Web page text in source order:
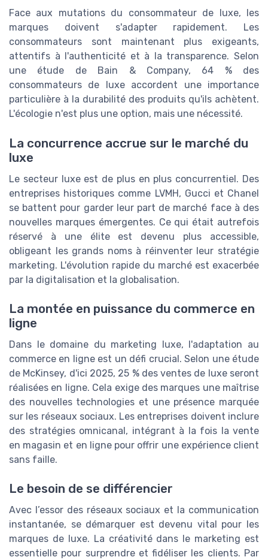
Face aux mutations du consommateur de luxe, les
marques doivent s'adapter rapidement. Les
consommateurs sont maintenant plus exigeants,
attentifs à l'authenticité et à la transparence. Selon
une étude de Bain & Company, 64 % des
consommateurs de luxe accordent une importance
particulière à la durabilité des produits qu'ils achètent.
L'écologie n'est plus une option, mais une nécessité.
La concurrence accrue sur le marché du
luxe
Le secteur luxe est de plus en plus concurrentiel. Des
entreprises historiques comme LVMH, Gucci et Chanel
se battent pour garder leur part de marché face à des
nouvelles marques émergentes. Ce qui était autrefois
réservé à une élite est devenu plus accessible,
obligeant les grands noms à réinventer leur stratégie
marketing. L'évolution rapide du marché est exacerbée
par la digitalisation et la globalisation.
La montée en puissance du commerce en
ligne
Dans le domaine du marketing luxe, l'adaptation au
commerce en ligne est un défi crucial. Selon une étude
de McKinsey, d'ici 2025, 25 % des ventes de luxe seront
réalisées en ligne. Cela exige des marques une maîtrise
des nouvelles technologies et une présence marquée
sur les réseaux sociaux. Les entreprises doivent inclure
des stratégies omnicanal, intégrant à la fois la vente
en magasin et en ligne pour offrir une expérience client
sans faille.
Le besoin de se différencier
Avec l’essor des réseaux sociaux et la communication
instantanée, se démarquer est devenu vital pour les
marques de luxe. La créativité dans le marketing est
essentielle pour surprendre et fidéliser les clients. Par